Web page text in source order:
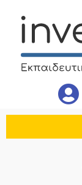
περιεχόμενο